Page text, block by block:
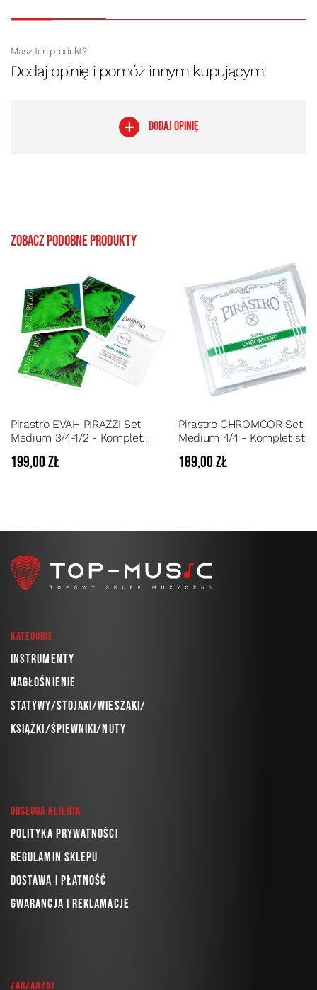
Masz ten produkt?
Dodaj opinię i pomóż innym kupującym!
DODAJ OPINIĘ
Zobacz podobne produkty
Pirastro EVAH PIRAZZI Set
Medium 3/4-1/2 - Komplet
rdzeń syntetyczny, średni
199,00 zł
Pirastro CHROMCOR Set
Medium 4/4 - Komplet
stalowy, średni naciąg
189,00 zł
Kategorie
Instrumenty
Nagłośnienie
Statywy/Stojaki/Wieszaki/
Książki/Śpiewniki/Nuty
Obsługa klienta
Polityka prywatności
Regulamin sklepu
Dostawa i płatność
Gwarancja i reklamacje
Zarządzaj